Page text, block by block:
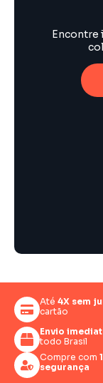
Encontre
Até 4X sem
cartão
Envio
todo Brasil
Compre com
segurança